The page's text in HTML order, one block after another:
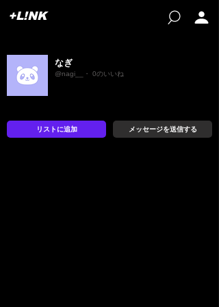
+L!NK
なぎ
@nagi__・ 0のいいね
リストに追加 メッセージを送信する